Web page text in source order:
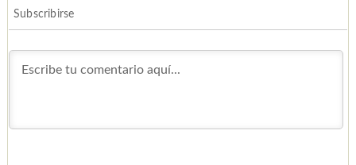
Subscribirse